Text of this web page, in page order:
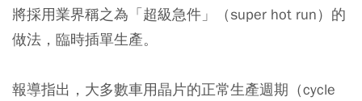
將採用業界稱之為「超級急件」（super hot run）的
做法，臨時插單生產。
報導指出，大多數車用晶片的正常生產週期（cycle